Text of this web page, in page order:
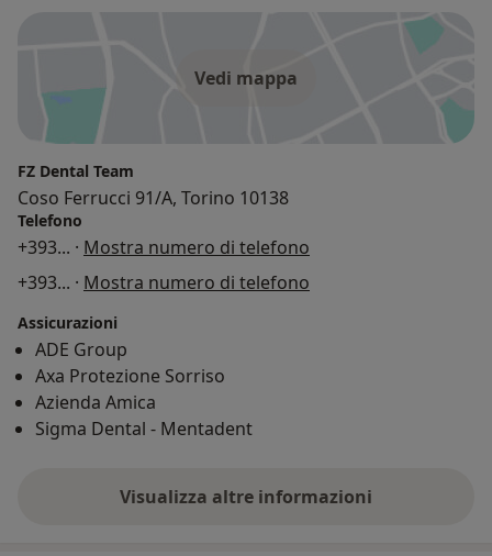
Vedi mappa
FZ Dental Team
Coso Ferrucci 91/A, Torino 10138
Telefono
+393... · Mostra numero di telefono
+393... · Mostra numero di telefono
Assicurazioni
ADE Group
Axa Protezione Sorriso
Azienda Amica
Sigma Dental - Mentadent
Visualizza altre informazioni